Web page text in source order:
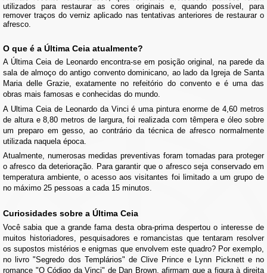
utilizados para restaurar as cores originais e, quando possível, para
remover traços do verniz aplicado nas tentativas anteriores de restaurar o
afresco.
O que é a Última Ceia atualmente?
A Última Ceia de Leonardo encontra-se em posição original, na parede da
sala de almoço do antigo convento dominicano, ao lado da Igreja de Santa
Maria delle Grazie, exatamente no refeitório do convento e é uma das
obras mais famosas e conhecidas do mundo.
A Ultima Ceia de Leonardo da Vinci é uma pintura enorme de 4,60 metros
de altura e 8,80 metros de largura, foi realizada com têmpera e óleo sobre
um preparo em gesso, ao contrário da técnica de afresco normalmente
utilizada naquela época.
Atualmente, numerosas medidas preventivas foram tomadas para proteger
o afresco da deterioração. Para garantir que o afresco seja conservado em
temperatura ambiente, o acesso aos visitantes foi limitado a um grupo de
no máximo 25 pessoas a cada 15 minutos.
Curiosidades sobre a Última Ceia
Você sabia que a grande fama desta obra-prima despertou o interesse de
muitos historiadores, pesquisadores e romancistas que tentaram resolver
os supostos mistérios e enigmas que envolvem este quadro? Por exemplo,
no livro "Segredo dos Templários" de Clive Prince e Lynn Picknett e no
romance "O Código da Vinci" de Dan Brown, afirmam que a figura à direita